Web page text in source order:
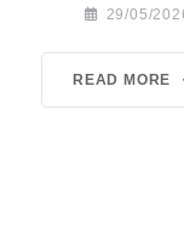
29/05/
READ MORE